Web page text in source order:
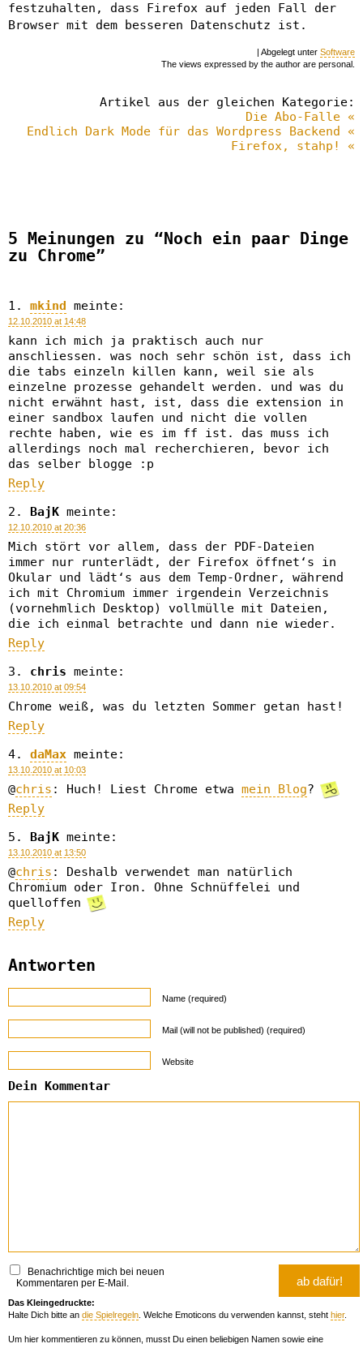
festzuhalten, dass Firefox auf jeden Fall der
Browser mit dem besseren Datenschutz ist.
| Abgelegt unter Software
The views expressed by the author are personal.
Artikel aus der gleichen Kategorie:
Die Abo-Falle «
Endlich Dark Mode für das Wordpress Backend «
Firefox, stahp! «
5 Meinungen zu “Noch ein paar Dinge
zu Chrome”
mkind meinte:
12.10.2010 at 14:48
kann ich mich ja praktisch auch nur
anschliessen. was noch sehr schön ist, dass ich
die tabs einzeln killen kann, weil sie als
einzelne prozesse gehandelt werden. und was du
nicht erwähnt hast, ist, dass die extension in
einer sandbox laufen und nicht die vollen
rechte haben, wie es im ff ist. das muss ich
allerdings noch mal recherchieren, bevor ich
das selber blogge :p
Reply
BajK meinte:
12.10.2010 at 20:36
Mich stört vor allem, dass der PDF-Dateien
immer nur runterlädt, der Firefox öffnet‘s in
Okular und lädt‘s aus dem Temp-Ordner, während
ich mit Chromium immer irgendein Verzeichnis
(vornehmlich Desktop) vollmülle mit Dateien,
die ich einmal betrachte und dann nie wieder.
Reply
chris meinte:
13.10.2010 at 09:54
Chrome weiß, was du letzten Sommer getan hast!
Reply
daMax meinte:
13.10.2010 at 10:03
@chris : Huch! Liest Chrome etwa mein Blog?
Reply
BajK meinte:
13.10.2010 at 13:50
@chris : Deshalb verwendet man natürlich
Chromium oder Iron. Ohne Schnüffelei und
quelloffen
Reply
Antworten
Name (required)
Mail (will not be published) (required)
Website
Dein Kommentar
Benachrichtige mich bei neuen
Kommentaren per E-Mail.
Das Kleingedruckte:
Halte Dich bitte an die Spielregeln . Welche Emoticons du verwenden kannst, steht hier.
Um hier kommentieren zu können, musst Du einen beliebigen Namen sowie eine